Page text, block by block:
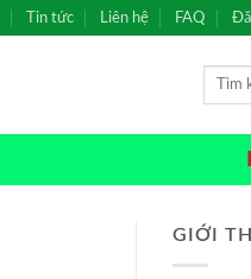
Tin tức Liên hệ FAQ
Tìm
GIỚI